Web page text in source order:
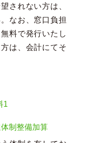
されない方は、
なお、窓口負担
料で発行いたし
は、会計にてそ
1
制整備加算